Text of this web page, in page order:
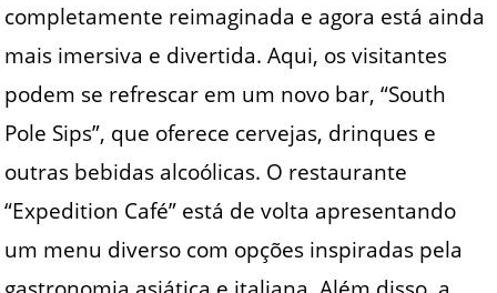
completamente reimaginada e agora está ainda
mais imersiva e divertida. Aqui, os visitantes
podem se refrescar em um novo bar, “South
Pole Sips”, que oferece cervejas, drinques e
outras bebidas alcoólicas. O restaurante
“Expedition Café” está de volta apresentando
um menu diverso com opções inspiradas pela